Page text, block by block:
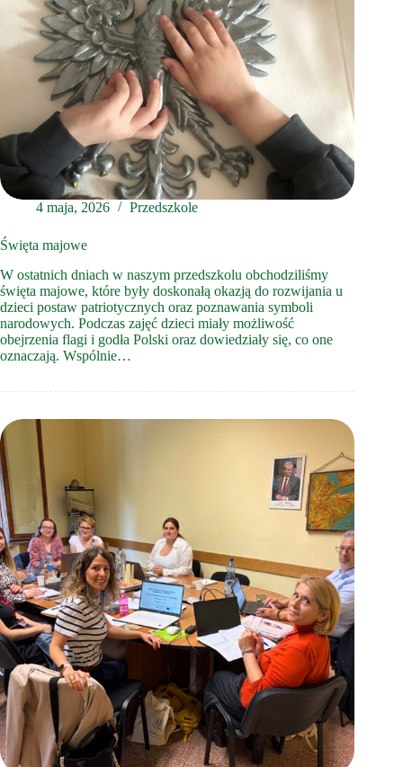
4 maja, 2026 Przedszkole
Święta majowe
W ostatnich dniach w naszym przedszkolu obchodziliśmy
święta majowe, które były doskonałą okazją do rozwijania u
dzieci postaw patriotycznych oraz poznawania symboli
narodowych. Podczas zajęć dzieci miały możliwość
obejrzenia flagi i godła Polski oraz dowiedziały się, co one
oznaczają. Wspólnie…